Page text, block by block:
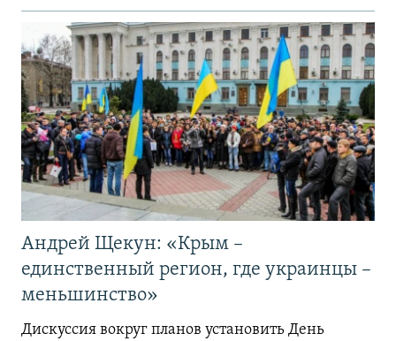
Андрей Щекун: «Крым –
единственный регион, где украинцы –
меньшинство»
Дискуссия вокруг планов установить День